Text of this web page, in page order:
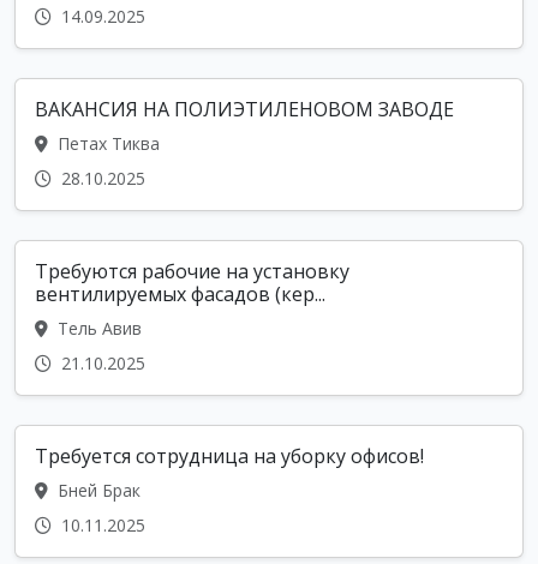
14.09.2025
ВАКАНСИЯ НА ПОЛИЭТИЛЕНОВОМ ЗАВОДЕ
Петах Тиква
28.10.2025
Требуются рабочие на установку
вентилируемых фасадов (кер...
Тель Авив
21.10.2025
Требуется сотрудница на уборку офисов!
Бней Брак
10.11.2025